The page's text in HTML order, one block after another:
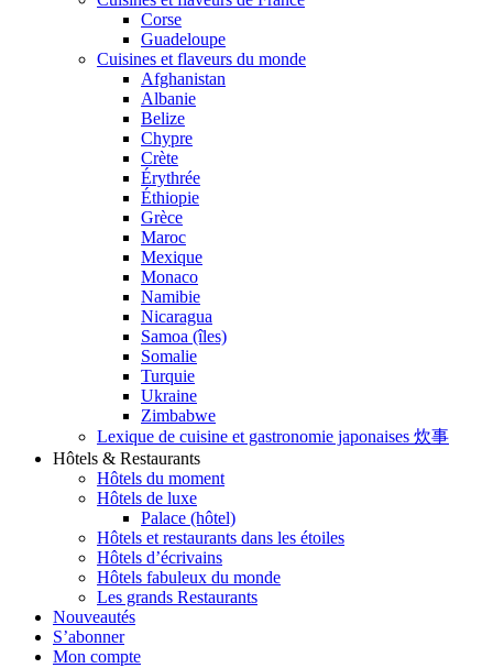
Corse
Guadeloupe
Cuisines et flaveurs du monde
Afghanistan
Albanie
Belize
Chypre
Crète
Érythrée
Éthiopie
Grèce
Maroc
Mexique
Monaco
Namibie
Nicaragua
Samoa (îles)
Somalie
Turquie
Ukraine
Zimbabwe
Lexique de cuisine et gastronomie japonaises 炊事
Hôtels & Restaurants
Hôtels du moment
Hôtels de luxe
Palace (hôtel)
Hôtels et restaurants dans les étoiles
Hôtels d’écrivains
Hôtels fabuleux du monde
Les grands Restaurants
Nouveautés
S’abonner
Mon compte